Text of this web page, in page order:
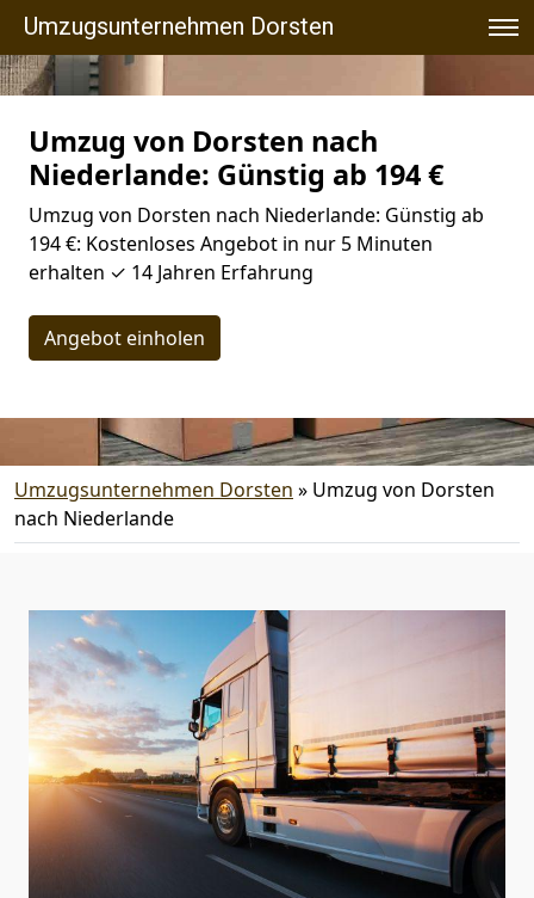
Umzugsunternehmen Dorsten
Umzug von Dorsten nach
Niederlande: Günstig ab 194 €
Umzug von Dorsten nach Niederlande: Günstig ab
194 €: Kostenloses Angebot in nur 5 Minuten
erhalten ✓ 14 Jahren Erfahrung
Angebot einholen
Umzugsunternehmen Dorsten » Umzug von Dorsten
nach Niederlande